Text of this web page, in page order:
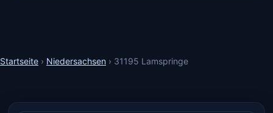
Startseite › Niedersachsen › 31195 Lamspringe